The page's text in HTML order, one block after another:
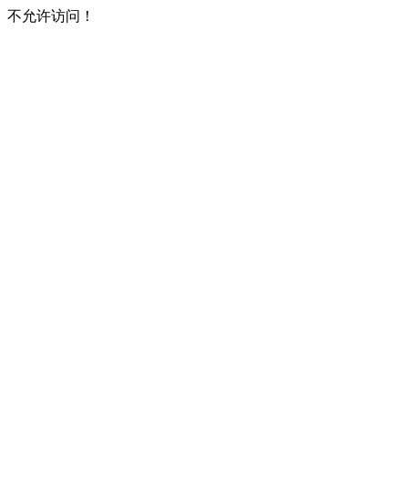
不允许访问！